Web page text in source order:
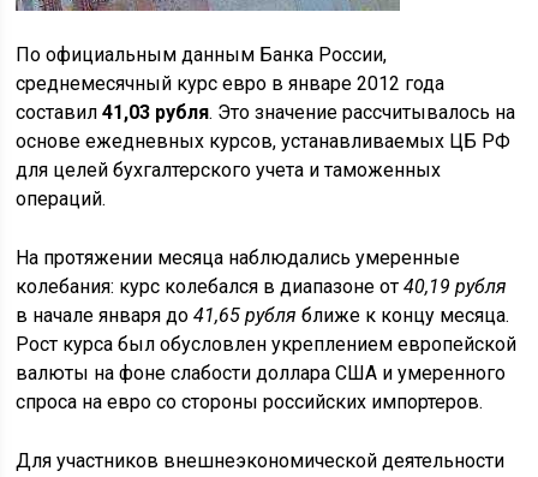
По официальным данным Банка России,
среднемесячный курс евро в январе 2012 года
составил41,03 рубля. Это значение рассчитывалось на
основе ежедневных курсов, устанавливаемых ЦБ РФ
для целей бухгалтерского учета и таможенных
операций.
На протяжении месяца наблюдались умеренные
колебания: курс колебался в диапазоне от40,19 рубля
в начале января до41,65 рубля ближе к концу месяца.
Рост курса был обусловлен укреплением европейской
валюты на фоне слабости доллара США и умеренного
спроса на евро со стороны российских импортеров.
Для участников внешнеэкономической деятельности